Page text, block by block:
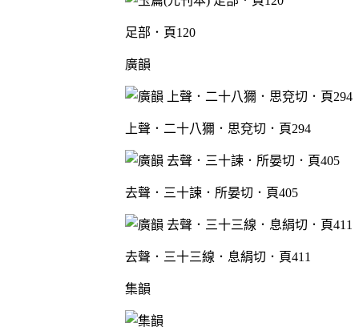
足部．頁120
廣韻
上聲．二十八獮．思兗切．頁294
去聲．三十諫．所晏切．頁405
去聲．三十三線．息絹切．頁411
集韻